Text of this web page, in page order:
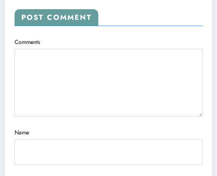
POST COMMENT
Comments
Name